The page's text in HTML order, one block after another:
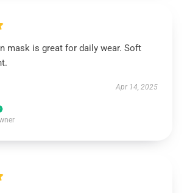
mask is great for daily wear. Soft
Apr 14, 2025